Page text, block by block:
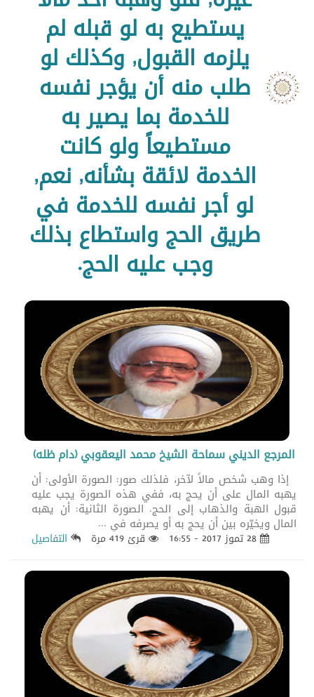
يستطيع به لو قبله لم
يلزمه القبول, وكذلك لو
طلب منه أن يؤجر نفسه
للخدمة بما يصير به
مستطيعاً ولو كانت
الخدمة لائقة بشأنه, نعم,
لو أجر نفسه للخدمة في
طريق الحج واستطاع بذلك
وجب عليه الحج.
المرجع الديني سماحة الشيخ محمد اليعقوبي (دام ظله)
إذا وهب شخص مالاً لآخر، فلذلك صور: الصورة الأولى: أن
يهبه المال على أن يحج به، ففي هذه الصورة يجب عليه
قبول الهبة والذهاب إلى الحج. الصورة الثانية: أن يهبه
المال ويخيّره بين أن يحج به أو يصرفه في ...
قرئ 419 مرة التفاصيل